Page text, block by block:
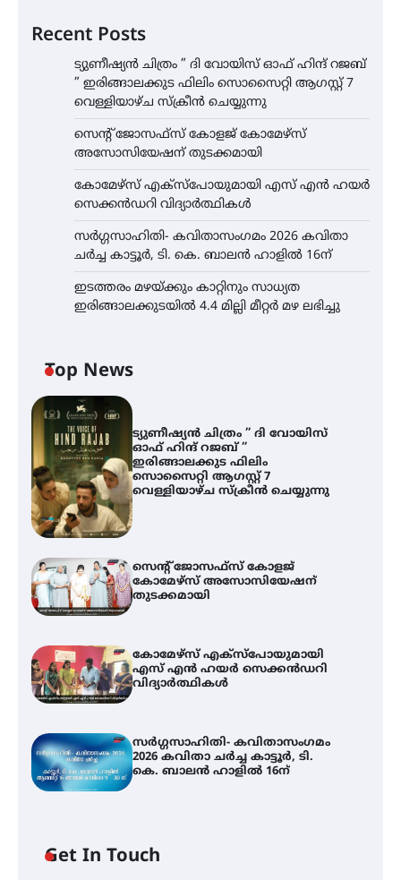
Recent Posts
ട്യുണീഷ്യൻ ചിത്രം ” ദി വോയിസ് ഓഫ് ഹിന്ദ് റജബ്
” ഇരിങ്ങാലക്കുട ഫിലിം സൊസൈറ്റി ആഗസ്റ്റ് 7
വെള്ളിയാഴ്ച സ്‌ക്രീൻ ചെയ്യുന്നു
സെന്റ് ജോസഫ്സ് കോളജ് കോമേഴ്‌സ്
അസോസിയേഷന് തുടക്കമായി
കോമേഴ്സ് എക്സ്പോയുമായി എസ് എൻ ഹയർ
സെക്കൻഡറി വിദ്യാർത്ഥികൾ
സർഗ്ഗസാഹിതി- കവിതാസംഗമം 2026 കവിതാ
ചർച്ച കാട്ടൂർ, ടി. കെ. ബാലൻ ഹാളിൽ 16ന്
ഇടത്തരം മഴയ്ക്കും കാറ്റിനും സാധ്യത
ഇരിങ്ങാലക്കുടയിൽ 4.4 മില്ലി മീറ്റർ മഴ ലഭിച്ചു
Top News
ട്യുണീഷ്യൻ ചിത്രം ” ദി വോയിസ്
ഓഫ് ഹിന്ദ് റജബ് ”
ഇരിങ്ങാലക്കുട ഫിലിം
സൊസൈറ്റി ആഗസ്റ്റ് 7
വെള്ളിയാഴ്ച സ്‌ക്രീൻ ചെയ്യുന്നു
സെന്റ് ജോസഫ്സ് കോളജ്
കോമേഴ്‌സ് അസോസിയേഷന്
തുടക്കമായി
കോമേഴ്സ് എക്സ്പോയുമായി
എസ് എൻ ഹയർ സെക്കൻഡറി
വിദ്യാർത്ഥികൾ
സർഗ്ഗസാഹിതി- കവിതാസംഗമം
2026 കവിതാ ചർച്ച കാട്ടൂർ, ടി.
കെ. ബാലൻ ഹാളിൽ 16ന്
Get In Touch